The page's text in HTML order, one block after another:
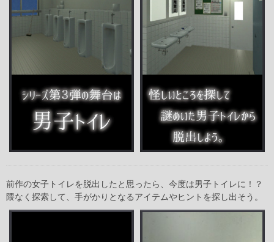
前作の女子トイレを脱出したと思ったら、今度は男子トイレに！？
隈なく探索して、手がかりとなるアイテムやヒントを探し出そう。